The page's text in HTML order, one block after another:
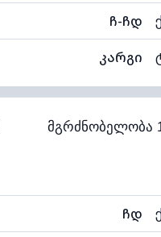
ჩ-ჩდ
კარგი
47% (კომფორტული)
6°C
მგრძნობელობა
ჩდ